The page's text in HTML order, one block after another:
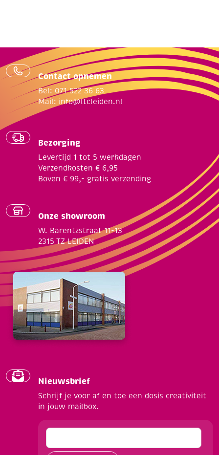
Contact opnemen
Bel: 071 522 36 63
Mail: info@ltcleiden.nl
Bezorging
Levertijd 1 tot 5 werkdagen
Verzendkosten € 6,95
Boven € 99,- gratis verzending
Onze showroom
W. Barentzstraat 11-13
2315 TZ LEIDEN
Nieuwsbrief
Schrijf je voor af en toe een dosis creativiteit
in jouw mailbox.